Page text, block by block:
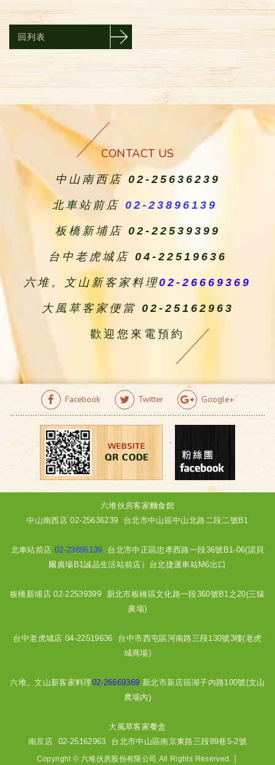
回列表
CONTACT US
中山南西店 02-25636239
北車站前店 02-23896139
板橋新埔店 02-22539399
台中老虎城店 04-22519636
六堆。文山新客家料理02-26669369
大風草客家便當 02-25162963
歡迎您來電預約
Facebook Twitter Google+
六堆伙房客家麵食館
中山南西店02-25636239 台北市中山區中山北路二段二號B1
北車站前店 02-23896139
台北市中正區忠孝西路一段36號B1-06(諾貝
爾廣場B1誠品生活站前店）台北捷運車站M6出口
板橋新埔店02-22539399 新北市板橋區文化路一段360號B1之20(三猿
廣場)
台中老虎城店 04-22519636 台中市西屯區河南路三段130號3樓(老虎
城商場)
六堆。文山新客家料理02-26669369 新北市新店區湖子內路100號(文山
農場內)
大風草客家餐盒
南京店 02-25162963 台北市中山區南京東路三段89巷5-2號
Copyright © 六堆伙房股份有限公司 All Rights Reserved.